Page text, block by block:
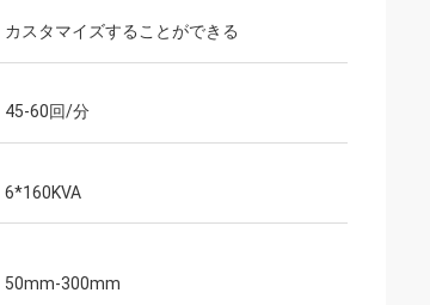
カスタマイズすることができる
45-60回/分
6*160KVA
50mm-300mm